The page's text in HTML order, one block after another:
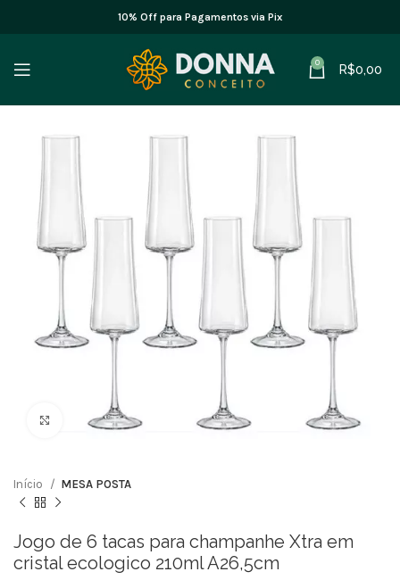
10% Off para Pagamentos via Pix
0 R$0,00
Clique para ampliar
Início MESA POSTA
Jogo de 6 tacas para champanhe Xtra em
cristal ecologico 210ml A26,5cm